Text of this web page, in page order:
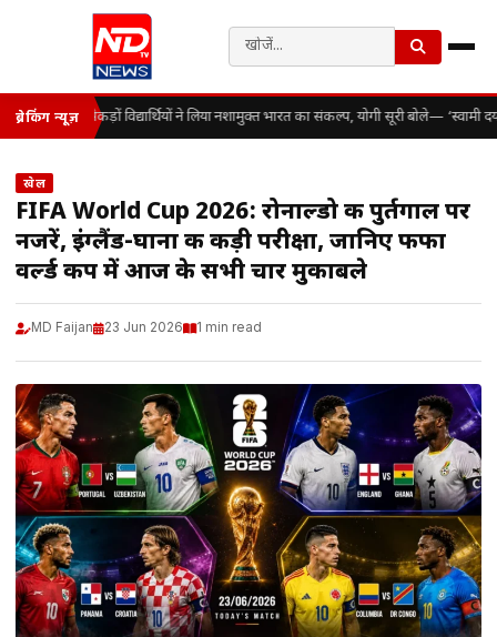
ब्रेकिंग न्यूज़ सैकड़ों विद्यार्थियों ने लिया नशामुक्त भारत का संकल्प, योगी सूरी बोले—
खेल
FIFA World Cup 2026: रोनाल्डो की पुर्तगाल पर
नजरें, इंग्लैंड-घाना की कड़ी परीक्षा, जानिए फीफा
वर्ल्ड कप में आज के सभी चार मुकाबले
MD Faijan 23 Jun 2026 1 min read